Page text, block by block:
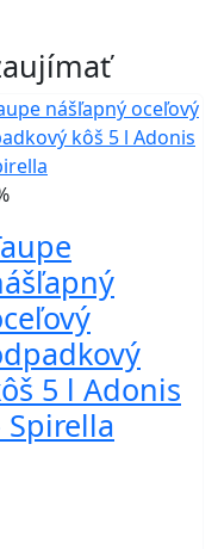
5 l Adonis
Spirella